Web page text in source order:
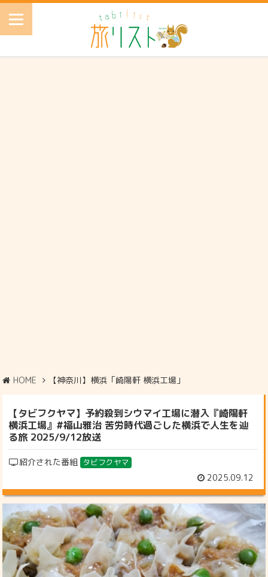
HOME 【神奈川】横浜「崎陽軒 横浜工場」
【タビフクヤマ】予約殺到シウマイ工場に潜入『崎陽軒
横浜工場』#福山雅治 苦労時代過ごした横浜で人生を辿
る旅 2025/9/12放送
紹介された番組 タビフクヤマ
2025.09.12